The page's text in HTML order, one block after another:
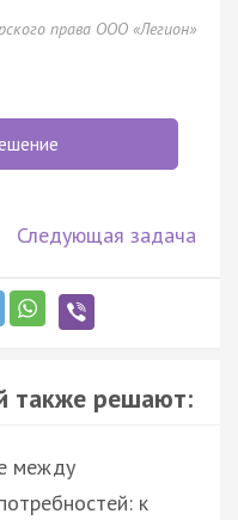
права ООО «Легион»
Следующая задача
также решают:
между
к